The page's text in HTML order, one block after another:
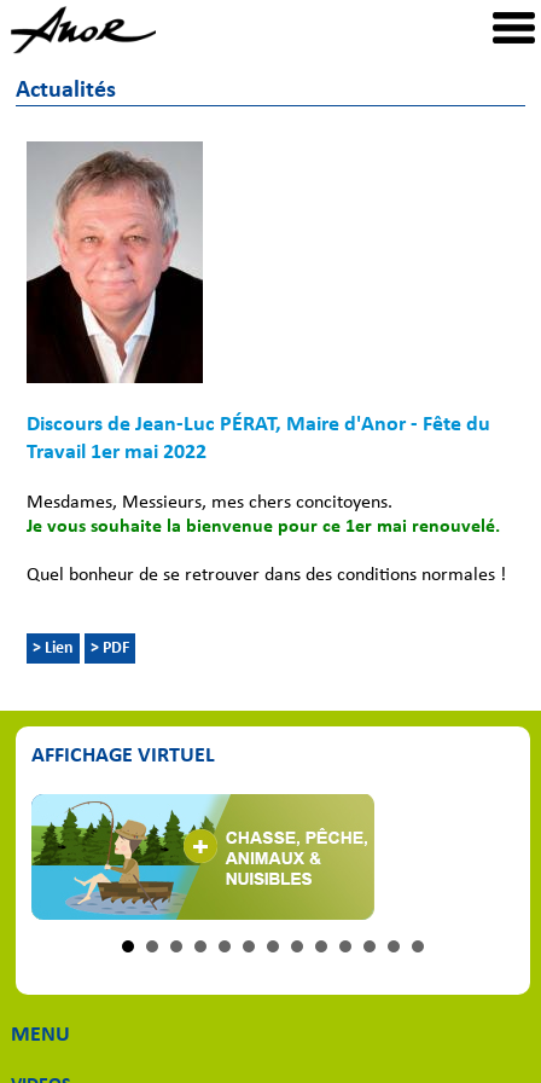
Actualités
Discours de Jean-Luc PÉRAT, Maire d'Anor - Fête du
Travail 1er mai 2022
Mesdames, Messieurs, mes chers concitoyens.
Je vous souhaite la bienvenue pour ce 1er mai renouvelé.
Quel bonheur de se retrouver dans des conditions normales !
> Lien > PDF
AFFICHAGE VIRTUEL
MENU